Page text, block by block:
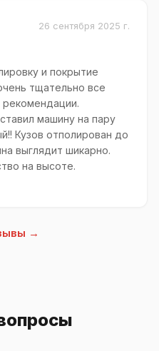
26 сентября 2025 г.
и покрытие
тщательно все
машину на пару
Кузов отполирован до
выглядит шикарно.
на высоте.
→